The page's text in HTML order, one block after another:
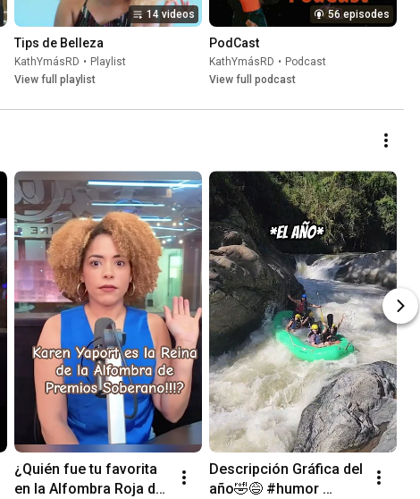
14 videos
Tips de Belleza
KathYmásRD • Playlist
View full playlist
56 episodes
PodCast
KathYmásRD • Podcast
View full podcast
¿Quién fue tu favorita
en la Alfombra Roja de
Descripción Gráfica del
año🤣😅 #humor